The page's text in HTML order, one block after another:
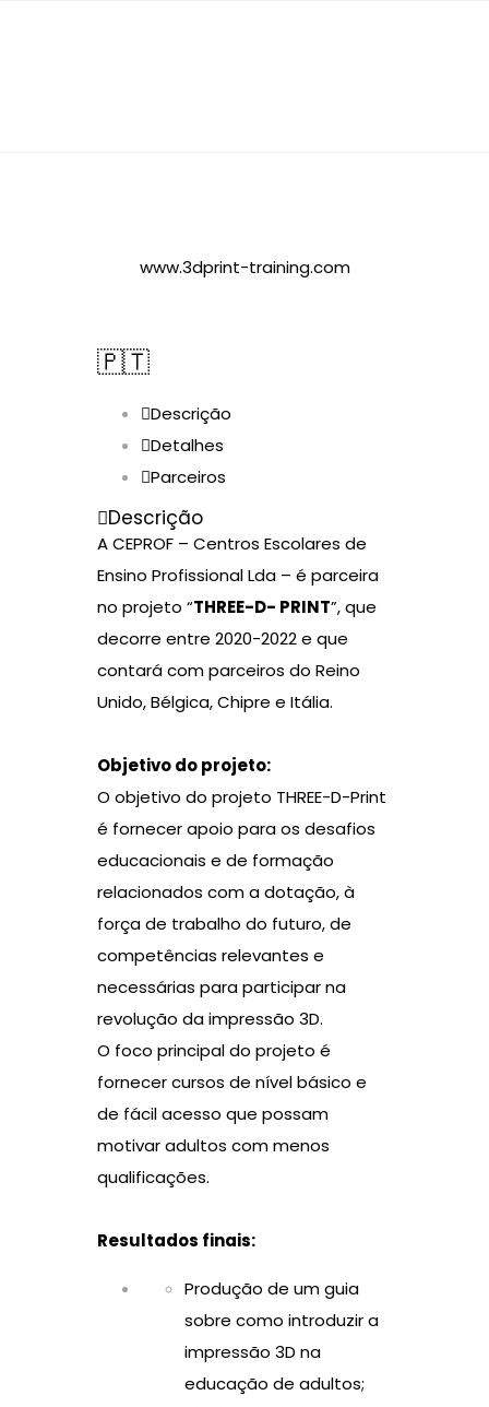
www.3dprint-training.com
🇵🇹
Descrição
Detalhes
Parceiros
Descrição
A CEPROF – Centros Escolares de
Ensino Profissional Lda – é parceira
no projeto “THREE-D- PRINT”, que
decorre entre 2020-2022 e que
contará com parceiros do Reino
Unido, Bélgica, Chipre e Itália.
Objetivo do projeto:
O objetivo do projeto THREE-D-Print
é fornecer apoio para os desafios
educacionais e de formação
relacionados com a dotação, à
força de trabalho do futuro, de
competências relevantes e
necessárias para participar na
revolução da impressão 3D.
O foco principal do projeto é
fornecer cursos de nível básico e
de fácil acesso que possam
motivar adultos com menos
qualificações.
Resultados finais:
Produção de um guia
sobre como introduzir a
impressão 3D na
educação de adultos;